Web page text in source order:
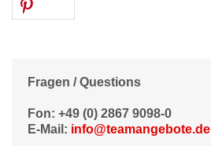
Fragen / Questions
Fon: +49 (0) 2867 9098-0
E-Mail: info@teamangebote.de